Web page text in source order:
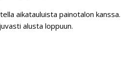
aikatauluista painotalon kanssa.
alusta loppuun.